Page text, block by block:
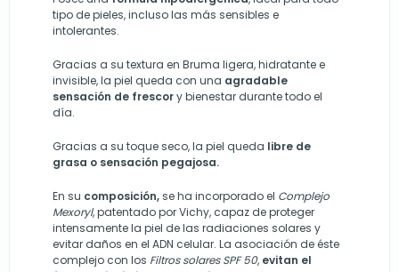
tipo de pieles, incluso las más sensibles e
intolerantes.
Gracias a su textura en Bruma ligera, hidratante e
invisible, la piel queda con una agradable
sensación de frescory bienestar durante todo el
día.
Gracias a su toque seco, la piel queda libre de
grasa o sensación pegajosa.
En su composición,se ha incorporado el Complejo
Mexoryl, patentado por Vichy, capaz de proteger
intensamente la piel de las radiaciones solares y
evitar daños en el ADN celular. La asociación de éste
complejo con los Filtros solares SPF 50, evitan el